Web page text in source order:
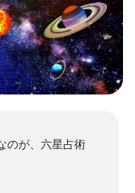
のが、六星占術